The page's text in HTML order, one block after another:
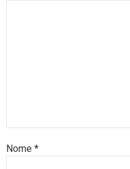
Nome *